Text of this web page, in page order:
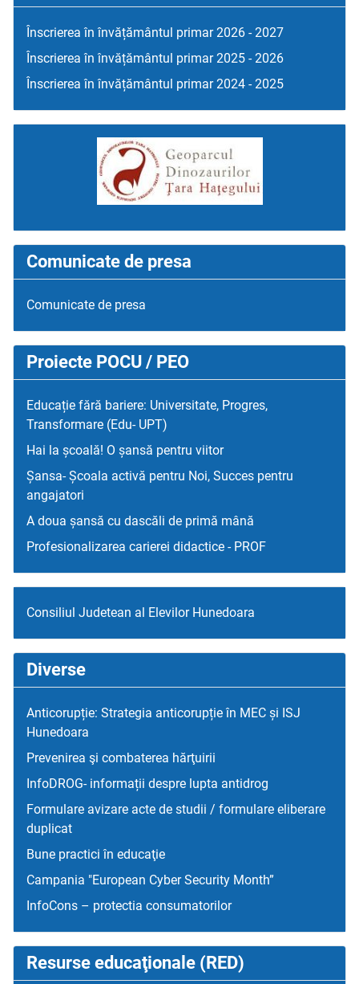
Înscrierea în învățământul primar 2026 - 2027
Înscrierea în învățământul primar 2025 - 2026
Înscrierea în învățământul primar 2024 - 2025
Comunicate de presa
Comunicate de presa
Proiecte POCU / PEO
Educație fără bariere: Universitate, Progres,
Transformare (Edu- UPT)
Hai la școală! O șansă pentru viitor
Șansa- Școala activă pentru Noi, Succes pentru
angajatori
A doua șansă cu dascăli de primă mână
Profesionalizarea carierei didactice - PROF
Consiliul Judetean al Elevilor Hunedoara
Diverse
Anticorupție: Strategia anticorupție în MEC și ISJ
Hunedoara
Prevenirea şi combaterea hărţuirii
InfoDROG- informații despre lupta antidrog
Formulare avizare acte de studii / formulare eliberare
duplicat
Bune practici în educaţie
Campania "European Cyber Security Month”
InfoCons – protectia consumatorilor
Resurse educaţionale (RED)